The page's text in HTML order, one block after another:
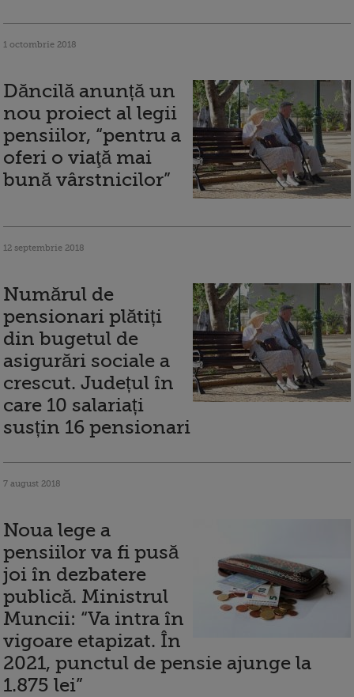
1 octombrie 2018
Dăncilă anunță un
nou proiect al legii
pensiilor, “pentru a
oferi o viaţă mai
bună vârstnicilor”
12 septembrie 2018
Numărul de
pensionari plătiți
din bugetul de
asigurări sociale a
crescut. Județul în
care 10 salariați
susțin 16 pensionari
7 august 2018
Noua lege a
pensiilor va fi pusă
joi în dezbatere
publică. Ministrul
Muncii: “Va intra în
vigoare etapizat. În
2021, punctul de pensie ajunge la
1.875 lei”